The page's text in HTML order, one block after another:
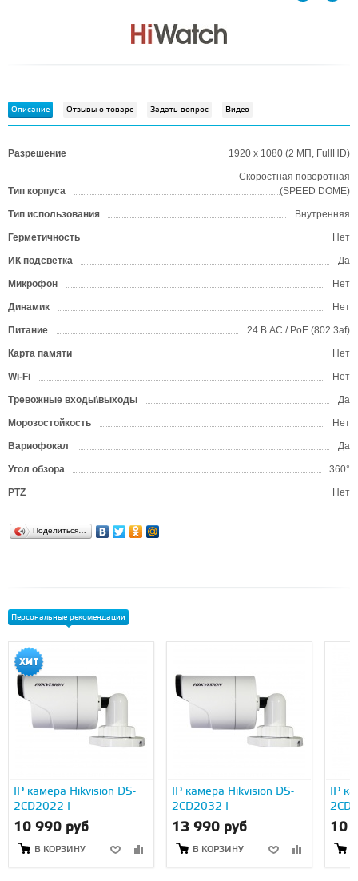
Описание Отзывы о товаре Задать вопрос Видео
Разрешение 1920 x 1080 (2 МП, FullHD)
Тип корпуса
Скоростная поворотная
(SPEED DOME)
Тип использования Внутренняя
Герметичность Нет
ИК подсветка Да
Микрофон Нет
Динамик Нет
Питание 24 В AC / PoE (802.3af)
Карта памяти Нет
Wi-Fi Нет
Тревожные входы\выходы Да
Морозостойкость Нет
Вариофокал Да
Угол обзора 360°
PTZ Нет
Поделиться…
Персональные рекомендации
IP камера Hikvision DS-
2CD2022-I
10 990 руб
В КОРЗИНУ
IP камера Hikvision DS-
2CD2032-I
13 990 руб
В КОРЗИНУ
IP
10